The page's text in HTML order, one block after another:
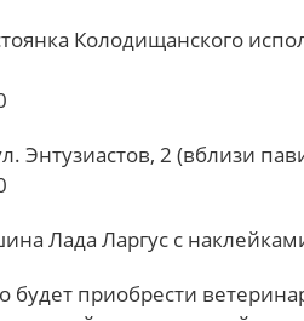
Колодищанского
Энтузиастов, 2 (вблизи
Лада Ларгус с
приобрести